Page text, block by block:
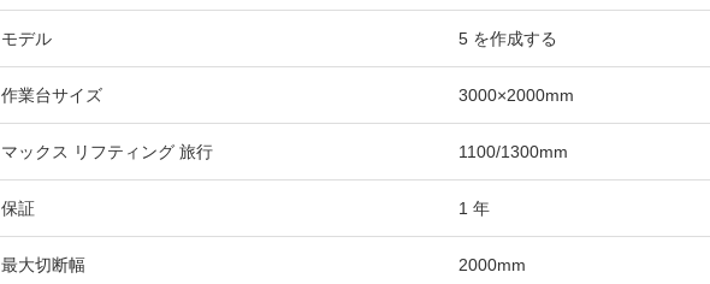
モデル 5 を作成する
作業台サイズ 3000×2000mm
マックス リフティング 旅行 1100/1300mm
保証 1 年
最大切断幅 2000mm